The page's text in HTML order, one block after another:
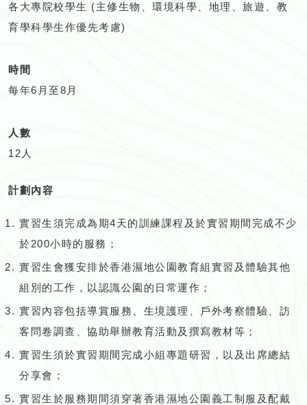
各大專院校學生 (主修生物、環境科學、地理、旅遊、教
育學科學生作優先考慮)
時間
每年6月至8月
人數
12人
計劃內容
實習生須完成為期4天的訓練課程及於實習期間完成不少
於200小時的服務；
實習生會獲安排於香港濕地公園教育組實習及體驗其他
組別的工作，以認識公園的日常運作；
實習內容包括導賞服務、生境護理、戶外考察體驗、訪
客問卷調查、協助舉辦教育活動及撰寫教材等；
實習生須於實習期間完成小組專題研習，以及出席總結
分享會；
實習生於服務期間須穿著香港濕地公園義工制服及配戴